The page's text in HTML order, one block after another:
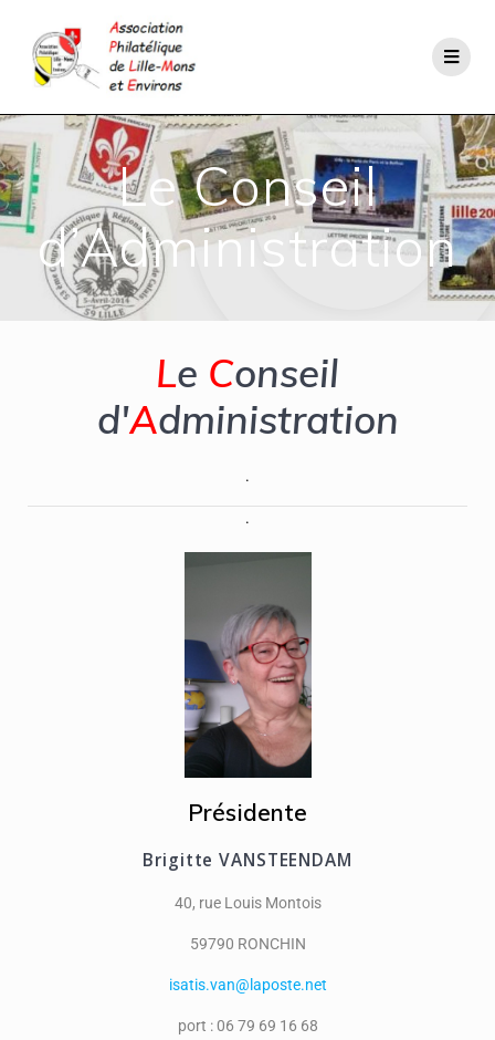
Le Conseil
d’Administration
Le Conseil
d'Administration
.
.
Présidente
Brigitte VANSTEENDAM
40, rue Louis Montois
59790 RONCHIN
isatis.van@laposte.net
port : 06 79 69 16 68